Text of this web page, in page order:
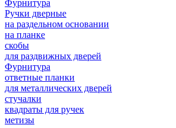
Фурнитура
Ручки дверные
на раздельном основании
на планке
скобы
для раздвижных дверей
Фурнитура
ответные планки
для металлических дверей
стучалки
квадраты для ручек
метизы